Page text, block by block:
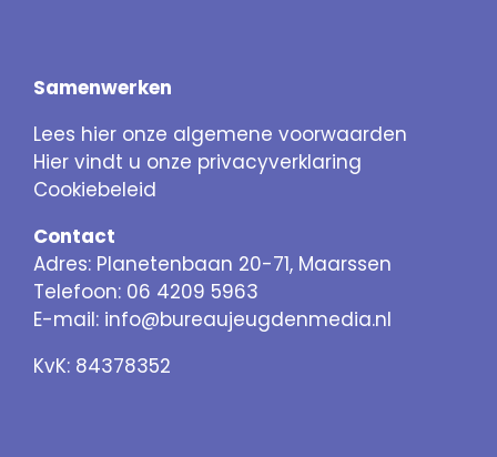
Samenwerken
Lees hier onze algemene voorwaarden
Hier vindt u onze privacyverklaring
Cookiebeleid
Contact
Adres: Planetenbaan 20-71, Maarssen
Telefoon: 06 4209 5963
E-mail: info@bureaujeugdenmedia.nl
KvK: 84378352